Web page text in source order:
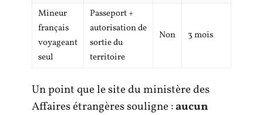
Mineur
français
voyageant
seul
Passeport +
autorisation de
sortie du
territoire
Non 3 mois
Un point que le site du ministère des
Affaires étrangères souligne :aucun